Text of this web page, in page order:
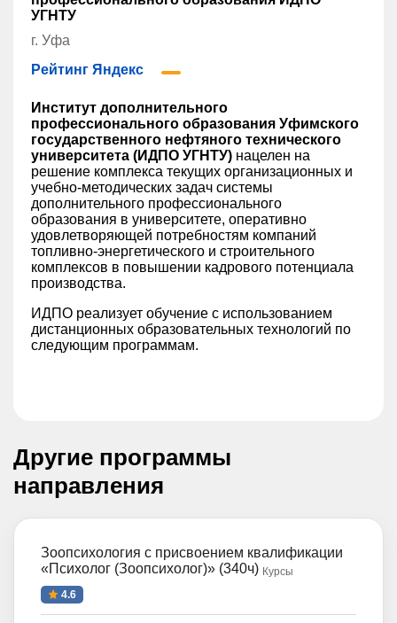
УГНТУ
г. Уфа
Рейтинг Яндекс
Институт дополнительного
профессионального образования Уфимского
государственного нефтяного технического
университета (ИДПО УГНТУ) нацелен на
решение комплекса текущих организационных и
учебно-методических задач системы
дополнительного профессионального
образования в университете, оперативно
удовлетворяющей потребностям компаний
топливно-энергетического и строительного
комплексов в повышении кадрового потенциала
производства.
ИДПО реализует обучение с использованием
дистанционных образовательных технологий по
следующим программам.
Другие программы
направления
Зоопсихология с присвоением квалификации
«Психолог (Зоопсихолог)» (340ч) Курсы
4.6